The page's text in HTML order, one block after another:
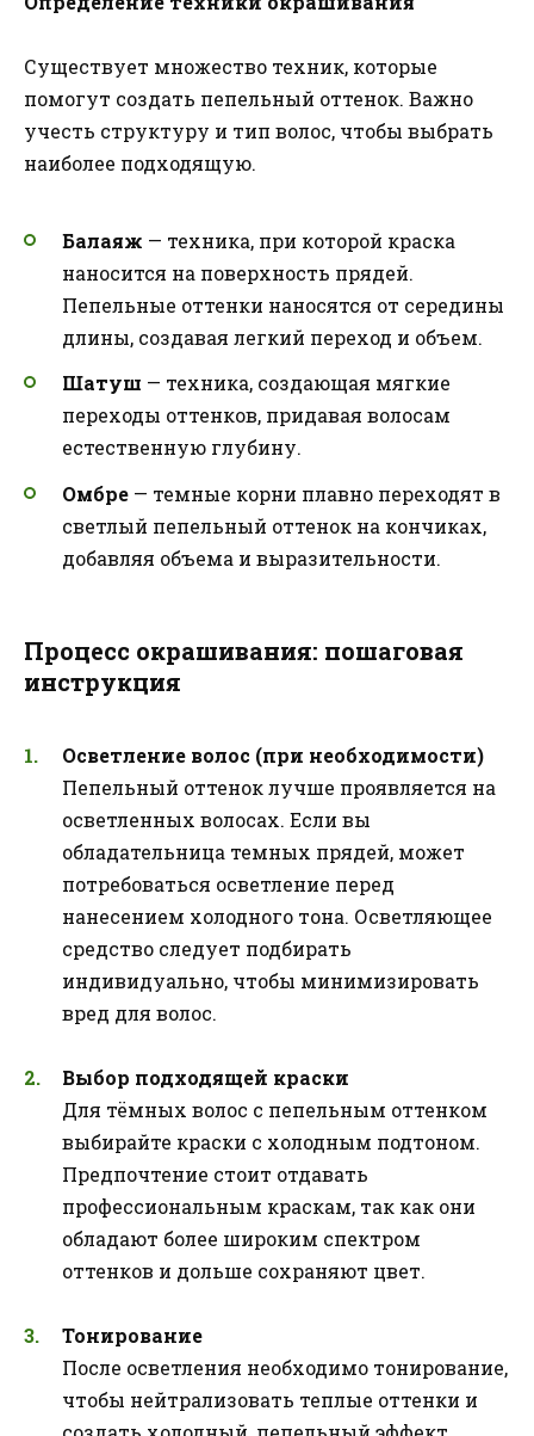
Существует множество техник, которые
помогут создать пепельный оттенок. Важно
учесть структуру и тип волос, чтобы выбрать
наиболее подходящую.
Балаяж — техника, при которой краска
наносится на поверхность прядей.
Пепельные оттенки наносятся от середины
длины, создавая легкий переход и объем.
Шатуш — техника, создающая мягкие
переходы оттенков, придавая волосам
естественную глубину.
Омбре — темные корни плавно переходят в
светлый пепельный оттенок на кончиках,
добавляя объема и выразительности.
Процесс окрашивания: пошаговая
инструкция
Осветление волос (при необходимости)
Пепельный оттенок лучше проявляется на
осветленных волосах. Если вы
обладательница темных прядей, может
потребоваться осветление перед
нанесением холодного тона. Осветляющее
средство следует подбирать
индивидуально, чтобы минимизировать
вред для волос.
Выбор подходящей краски
Для тёмных волос с пепельным оттенком
выбирайте краски с холодным подтоном.
Предпочтение стоит отдавать
профессиональным краскам, так как они
обладают более широким спектром
оттенков и дольше сохраняют цвет.
Тонирование
После осветления необходимо тонирование,
чтобы нейтрализовать теплые оттенки и